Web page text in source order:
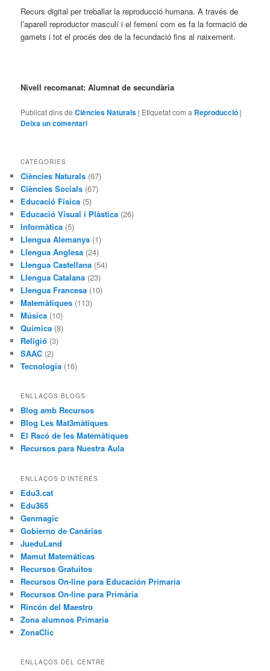
Recurs digital per treballar la reproducció humana. A través de
l’aparell reproductor masculí i el femení com es fa la formació de
gamets i tot el procés des de la fecundació fins al naixement.
Nivell recomanat: Alumnat de secundària
Publicat dins de Ciències Naturals | Etiquetat com a Reproducció |
Deixa un comentari
CATEGORIES
Ciències Naturals (67)
Ciències Socials (67)
Educació Física (5)
Educació Visual i Plàstica (26)
Informàtica (5)
Llengua Alemanya (1)
Llengua Anglesa (24)
Llengua Castellana (54)
Llengua Catalana (23)
Llengua Francesa (10)
Matemàtiques (113)
Música (10)
Química (8)
Religió (3)
SAAC (2)
Tecnologia (16)
ENLLAÇOS BLOGS
Blog amb Recursos
Blog Les Mat3màtiques
El Racó de les Matemàtiques
Recursos para Nuestra Aula
ENLLAÇOS D'INTERÉS
Edu3.cat
Edu365
Genmagic
Gobierno de Canárias
JueduLand
Mamut Matemáticas
Recursos Gratuitos
Recursos On-line para Educación Primaria
Recursos On-line para Primària
Rincón del Maestro
Zona alumnos Primaria
ZonaClic
ENLLAÇOS DEL CENTRE